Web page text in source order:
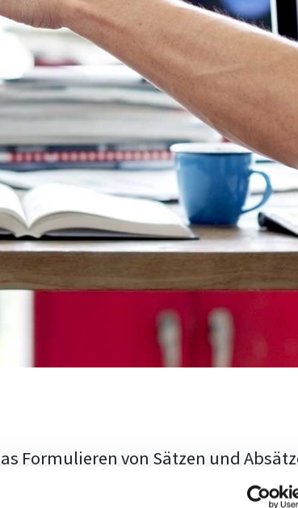
Formulieren von Sätzen und
den aktuellen Forschungsstand